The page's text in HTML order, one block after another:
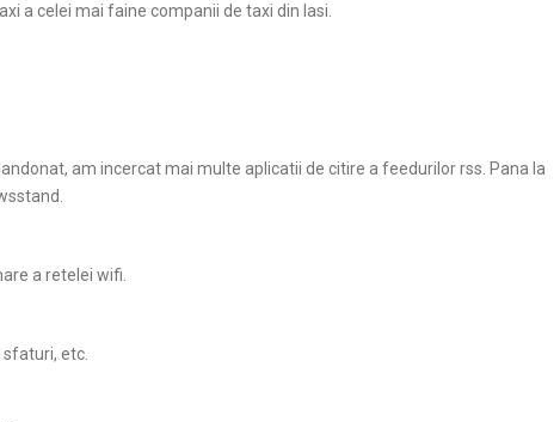
a celei mai faine companii de taxi din Iasi.
am incercat mai multe aplicatii de citire a feedurilor rss. Pana la
a retelei wifi.
sfaturi, etc.